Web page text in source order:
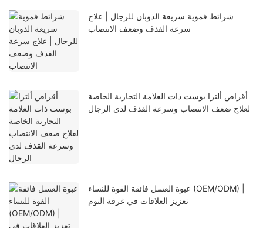
شرائط فموية سريعة الذوبان للرجال | علاج
سرعة القذف وضعف الانتصاب
أقراص ألترا بوست ذات العلامة التجارية الخاصة
لعلاج ضعف الانتصاب وسرعة القذف لدى الرجال
عبوة العسل فائقة القوة للنساء (OEM/ODM) |
تعزيز العلاقات في غرفة النوم